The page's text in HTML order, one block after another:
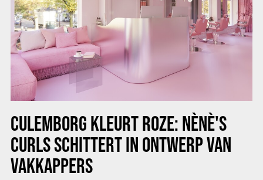
CULEMBORG KLEURT ROZE: NÈNÈ'S
CURLS SCHITTERT IN ONTWERP VAN
VAKKAPPERS